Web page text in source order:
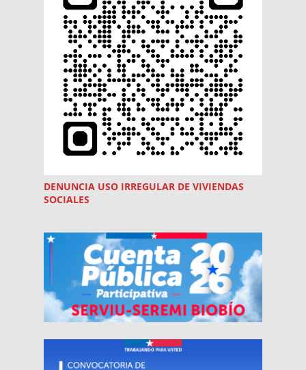
DENUNCIA USO IRREGULAR DE VIVIENDAS
SOCIALES